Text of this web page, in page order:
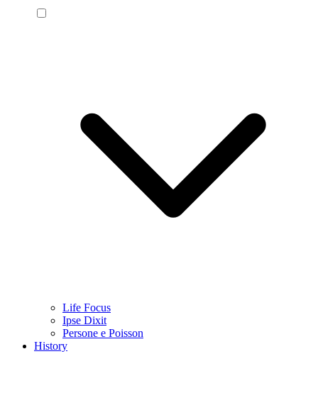
Life Focus
Ipse Dixit
Persone e Poisson
History